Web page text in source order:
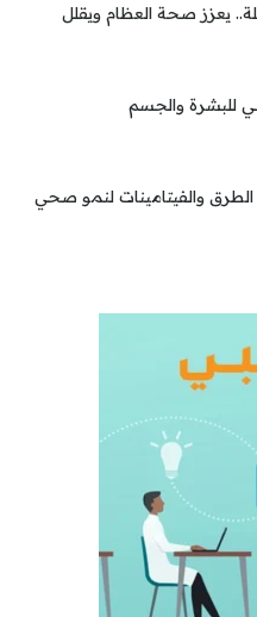
يعزز صحة العظام ويقلل
للبشرة والجسم
الطرق والفيتامينات لنمو صحي